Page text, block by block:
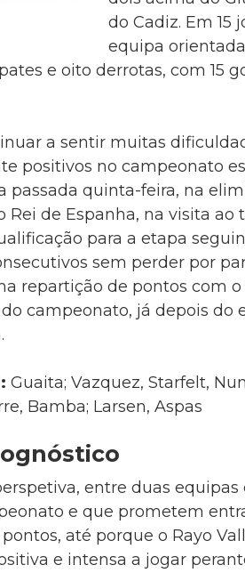
do Cadiz. Em 15
equipa
e oito derrotas, com 15
a sentir muitas
positivos no campeonato
passada quinta-feira, na
Rei de Espanha, na visita ao
para a etapa
sem perder por
repartição de pontos com o
campeonato, já depois do
Guaita; Vazquez, Starfelt,
Bamba; Larsen, Aspas
entre duas
e que prometem
até porque o Rayo
e intensa a jogar